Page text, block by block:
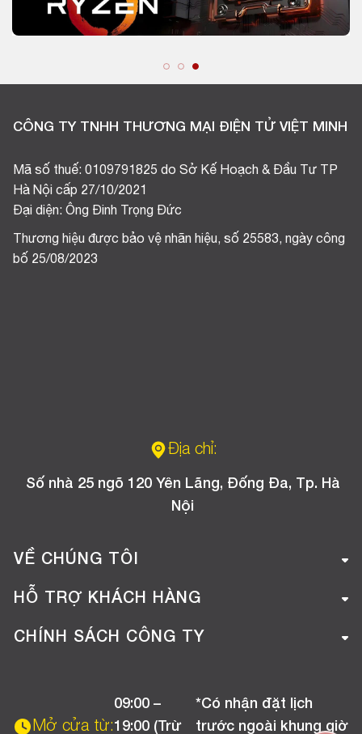
CÔNG TY TNHH THƯƠNG MẠI ĐIỆN TỬ VIỆT MINH
Mã số thuế: 0109791825 do Sở Kế Hoạch & Đầu Tư TP
Hà Nội cấp 27/10/2021
Đại diện: Ông Đinh Trọng Đức
Thương hiệu được bảo vệ nhãn hiệu, số 25583, ngày công
bố 25/08/2023
Địa chỉ:
Số nhà 25 ngõ 120 Yên Lãng, Đống Đa, Tp. Hà
Nội
VỀ CHÚNG TÔI
Giới thiệu công ty
Tuyển dụng
HỖ TRỢ KHÁCH HÀNG
Hướng dẫn mua hàng online
Chương trình khuyến mãi
CHÍNH SÁCH CÔNG TY
Chính sách bảo hành
Mở cửa từ:
09:00 –
19:00 (Trừ
*Có nhận đặt lịch
trước ngoài khung giờ